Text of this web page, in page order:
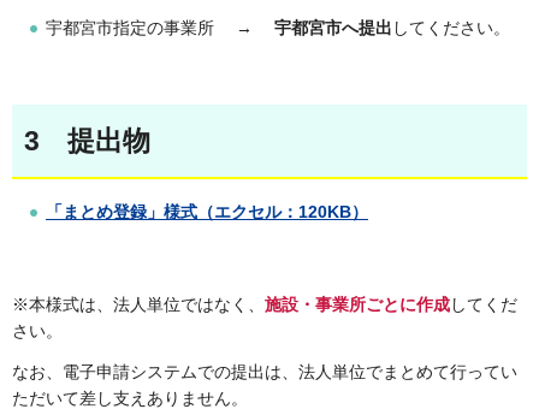
宇都宮市指定の事業所 → 宇都宮市へ提出 してください。
3 提出物
「まとめ登録」様式（エクセル：120KB）
※本様式は、法人単位ではなく、 施設・事業所ごとに作成してくだ
さい。
なお、電子申請システムでの提出は、法人単位でまとめて行ってい
ただいて差し支えありません。